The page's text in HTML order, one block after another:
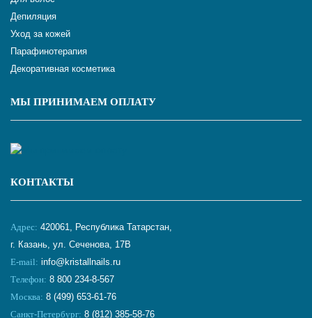
Депиляция
Уход за кожей
Парафинотерапия
Декоративная косметика
МЫ ПРИНИМАЕМ ОПЛАТУ
КОНТАКТЫ
Адрес: 420061, Республика Татарстан,
г. Казань, ул. Сеченова, 17В
E-mail: info@kristallnails.ru
Телефон: 8 800 234-8-567
Москва: 8 (499) 653-61-76
Санкт-Петербург: 8 (812) 385-58-76